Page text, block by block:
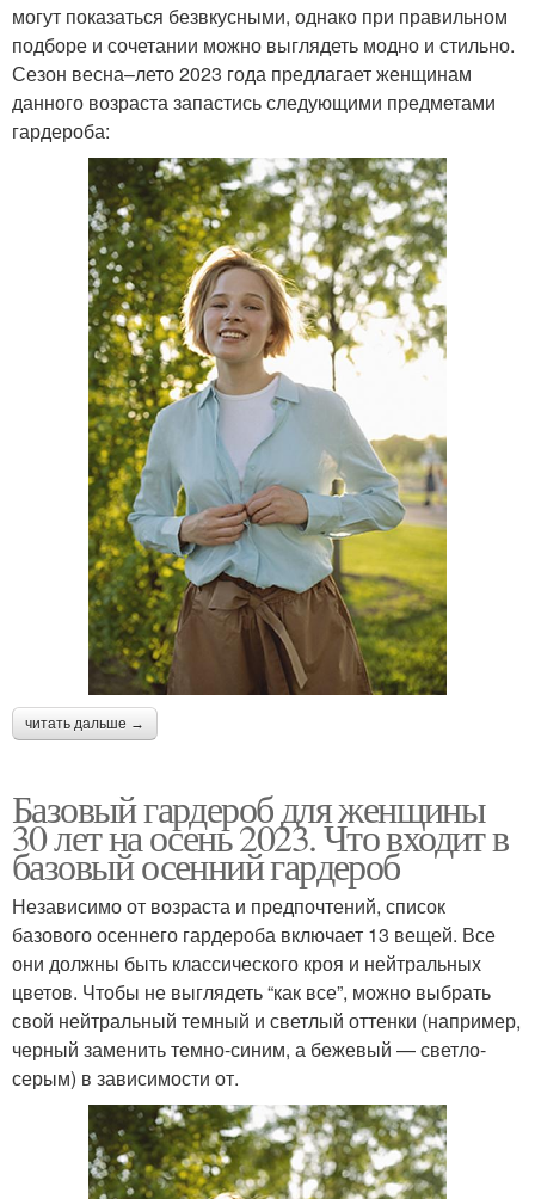
могут показаться безвкусными, однако при правильном
подборе и сочетании можно выглядеть модно и стильно.
Сезон весна–лето 2023 года предлагает женщинам
данного возраста запастись следующими предметами
гардероба:
читать дальше →
Базовый гардероб для женщины
30 лет на осень 2023. Что входит в
базовый осенний гардероб
Независимо от возраста и предпочтений, список
базового осеннего гардероба включает 13 вещей. Все
они должны быть классического кроя и нейтральных
цветов. Чтобы не выглядеть “как все”, можно выбрать
свой нейтральный темный и светлый оттенки (например,
черный заменить темно-синим, а бежевый — светло-
серым) в зависимости от.